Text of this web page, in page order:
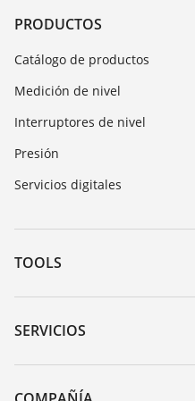
PRODUCTOS
Catálogo de productos
Medición de nivel
Interruptores de nivel
Presión
Servicios digitales
TOOLS
Zona de descarga
Búsqueda por número de serie
DTM Collection/PACTware
SERVICIOS
Devolución de instrumentos
Cursos de formacion